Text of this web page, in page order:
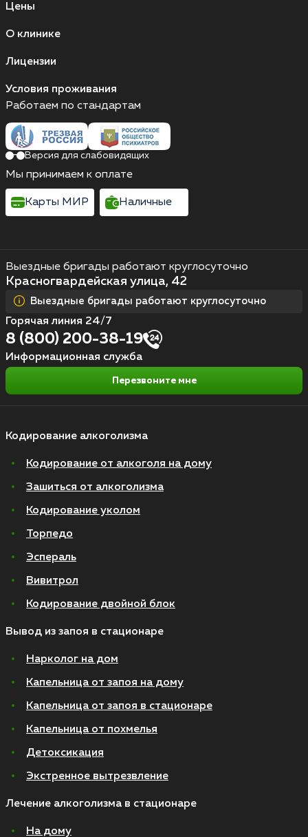
Цены
О клинике
Лицензии
Условия проживания
Кодирование алкоголизма
Кодирование от алкоголя на дому
Зашиться от алкоголизма
Кодирование уколом
Торпедо
Эспераль
Вивитрол
Кодирование двойной блок
Вывод из запоя в стационаре
Нарколог на дом
Капельница от запоя на дому
Капельница от запоя в стационаре
Капельница от похмелья
Детоксикация
Экстренное вытрезвление
Лечение алкоголизма в стационаре
На дому
Выездные бригады работают круглосуточно
Красногвардейская улица, 42
Выездные бригады работают круглосуточно
Горячая линия 24/7
8 (800) 200-38-19
Информационная служба
Перезвоните мне
Работаем по стандартам
Версия для слабовидящих
Мы принимаем к оплате
Карты МИР Наличные